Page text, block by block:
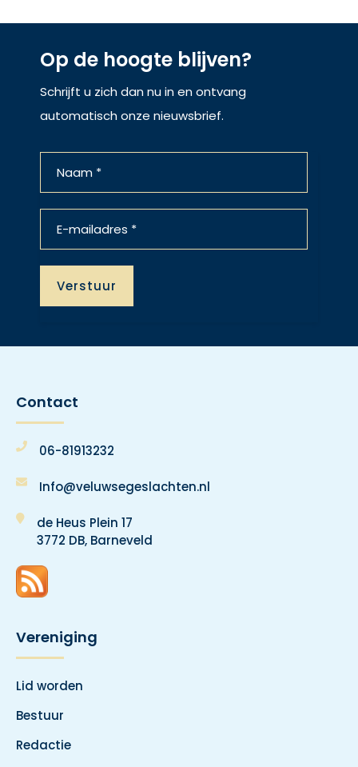
Op de hoogte blijven?
Schrijft u zich dan nu in en ontvang
automatisch onze nieuwsbrief.
Contact
06-81913232
Info@veluwsegeslachten.nl
de Heus Plein 17
3772 DB, Barneveld
Vereniging
Lid worden
Bestuur
Redactie